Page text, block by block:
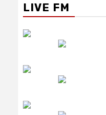
LIVE FM